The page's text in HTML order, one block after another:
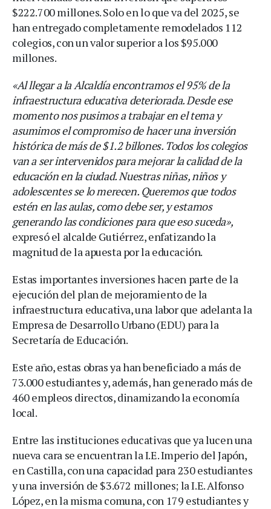
$222.700 millones. Solo en lo que va del 2025, se
han entregado completamente remodelados 112
colegios, con un valor superior a los $95.000
millones.
«Al llegar a la Alcaldía encontramos el 95% de la
infraestructura educativa deteriorada. Desde ese
momento nos pusimos a trabajar en el tema y
asumimos el compromiso de hacer una inversión
histórica de más de $1.2 billones. Todos los colegios
van a ser intervenidos para mejorar la calidad de la
educación en la ciudad. Nuestras niñas, niños y
adolescentes se lo merecen. Queremos que todos
estén en las aulas, como debe ser, y estamos
generando las condiciones para que eso suceda»,
expresó el alcalde Gutiérrez, enfatizando la
magnitud de la apuesta por la educación.
Estas importantes inversiones hacen parte de la
ejecución del plan de mejoramiento de la
infraestructura educativa, una labor que adelanta la
Empresa de Desarrollo Urbano (EDU) para la
Secretaría de Educación.
Este año, estas obras ya han beneficiado a más de
73.000 estudiantes y, además, han generado más de
460 empleos directos, dinamizando la economía
local.
Entre las instituciones educativas que ya lucen una
nueva cara se encuentran la I.E. Imperio del Japón,
en Castilla, con una capacidad para 230 estudiantes
y una inversión de $3.672 millones; la I.E. Alfonso
López, en la misma comuna, con 179 estudiantes y